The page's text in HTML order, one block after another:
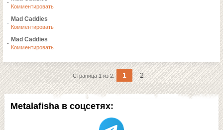
Metalafisha в соцсетях:
Комментировать
Mad Caddies
Комментировать
Mad Caddies
Комментировать
Страница 1 из 2: 1 2